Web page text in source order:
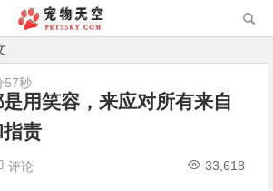
用笑容，来应对所有来自
责
评论 33,618
57秒